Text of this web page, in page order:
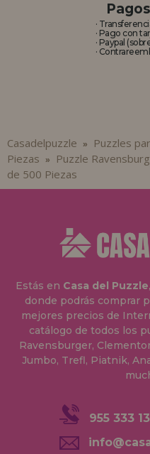
·
· Pago con
· Paypal
·
Casadelpuzzle » Puzzles
Piezas »
Puzzle
de 500 Piezas
Estás en Casa del Puzzle
donde podrás comprar
mejores precios de
catálogo de todos los
Ravensburger,
Jumbo, Trefl, Piatnik,
955 333